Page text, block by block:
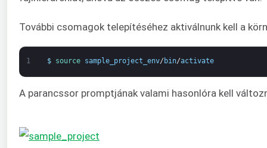
További csomagok telepítéséhez aktiválnunk kell a
1 $ source sample_project_env/ bin/activate
A parancssor promptjának valami hasonlóra kell